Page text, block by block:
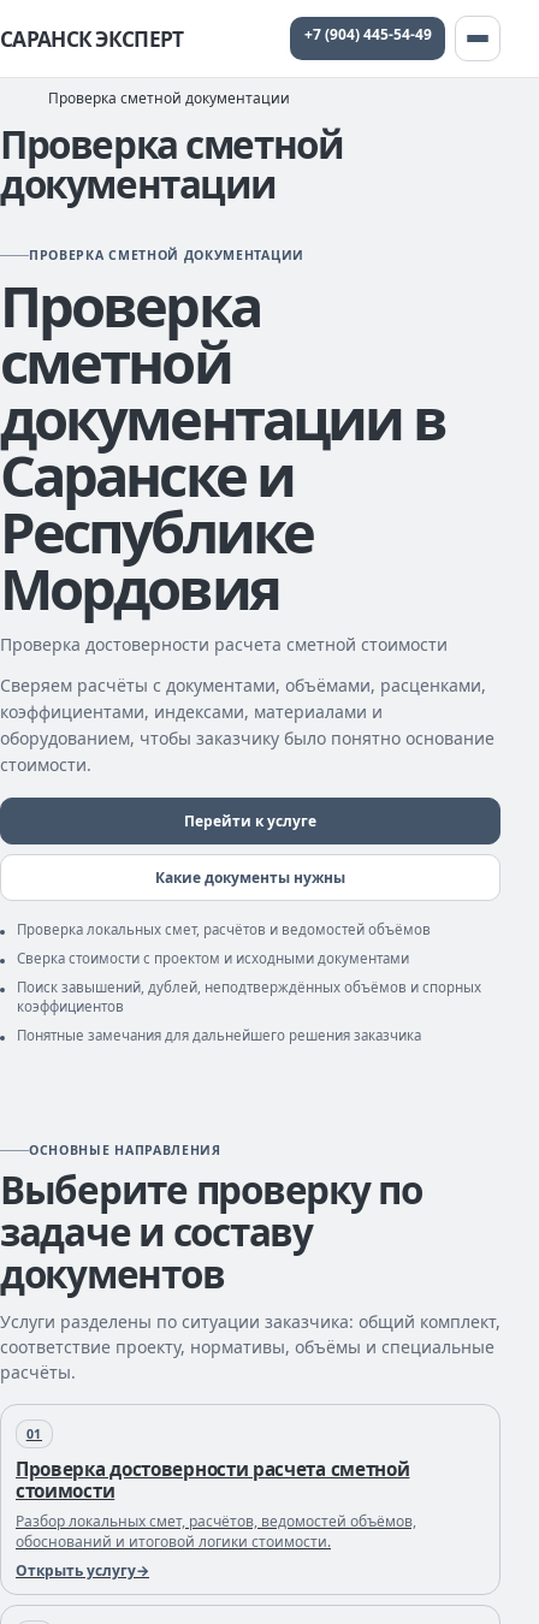
САРАНСК ЭКСПЕРТ +7 (904) 445-54-49
Проверка сметной документации
Проверка сметной
документации
ПРОВЕРКА СМЕТНОЙ ДОКУМЕНТАЦИИ
Проверка
сметной
документации в
Саранске и
Республике
Мордовия
Проверка достоверности расчета сметной стоимости
Сверяем расчёты с документами, объёмами, расценками,
коэффициентами, индексами, материалами и
оборудованием, чтобы заказчику было понятно основание
стоимости.
Перейти к услуге
Какие документы нужны
Проверка локальных смет, расчётов и ведомостей объёмов
Сверка стоимости с проектом и исходными документами
Поиск завышений, дублей, неподтверждённых объёмов и спорных
коэффициентов
Понятные замечания для дальнейшего решения заказчика
ОСНОВНЫЕ НАПРАВЛЕНИЯ
Выберите проверку по
задаче и составу
документов
Услуги разделены по ситуации заказчика: общий комплект,
соответствие проекту, нормативы, объёмы и специальные
расчёты.
01
Проверка достоверности расчета сметной
стоимости
Разбор локальных смет, расчётов, ведомостей объёмов,
обоснований и итоговой логики стоимости.
Открыть услугу